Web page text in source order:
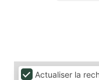
Actualiser la